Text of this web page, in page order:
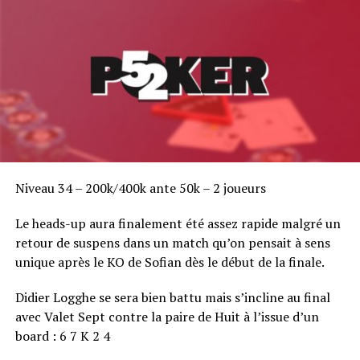
Enfin le phénomène Viktor Blom se retrouve lui à
144,7k
grâce à de nombreuses donations de Jean-Noël
du niveau du prodige online et cela s’est bien fait
Niveau 34 – 200k/400k ante 50k – 2 joueurs
Le heads-up aura finalement été assez rapide malgré un
retour de suspens dans un match qu’on pensait à sens
unique après le KO de Sofian dès le début de la finale.
Didier Logghe se sera bien battu mais s’incline au final
avec Valet Sept contre la paire de Huit à l’issue d’un
board : 6 7 K 2 4